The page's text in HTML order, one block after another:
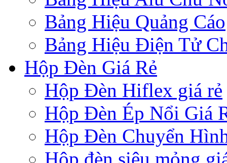
Bảng Hiệu Quảng Cáo
Bảng Hiệu Điện Tử
Hộp Đèn Giá Rẻ
Hộp Đèn Hiflex giá rẻ
Hộp Đèn Ép Nổi Giá
Hộp Đèn Chuyển